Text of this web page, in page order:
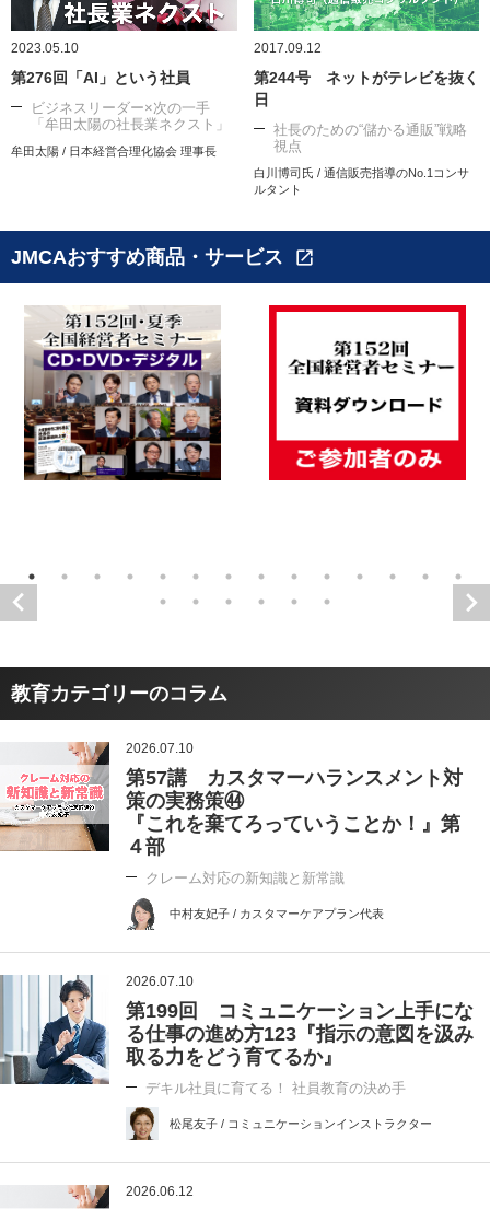
2023.05.10
第276回「AI」という社員
ビジネスリーダー×次の一手
「牟田太陽の社長業ネクスト」
牟田太陽 / 日本経営合理化協会 理事長
2017.09.12
第244号 ネットがテレビを抜く
日
社長のための“儲かる通販”戦略
視点
白川博司氏 / 通信販売指導のNo.1コンサ
ルタント
JMCAおすすめ商品・サービス open_in_new
教育カテゴリーのコラム
2026.07.10
第57講 カスタマーハランスメント対
策の実務策㊹
『これを棄てろっていうことか！』第
４部
クレーム対応の新知識と新常識
中村友妃子 / カスタマーケアプラン代表
2026.07.10
第199回 コミュニケーション上手にな
る仕事の進め方123『指示の意図を汲み
取る力をどう育てるか』
デキル社員に育てる！ 社員教育の決め手
松尾友子 / コミュニケーションインストラクター
2026.06.12